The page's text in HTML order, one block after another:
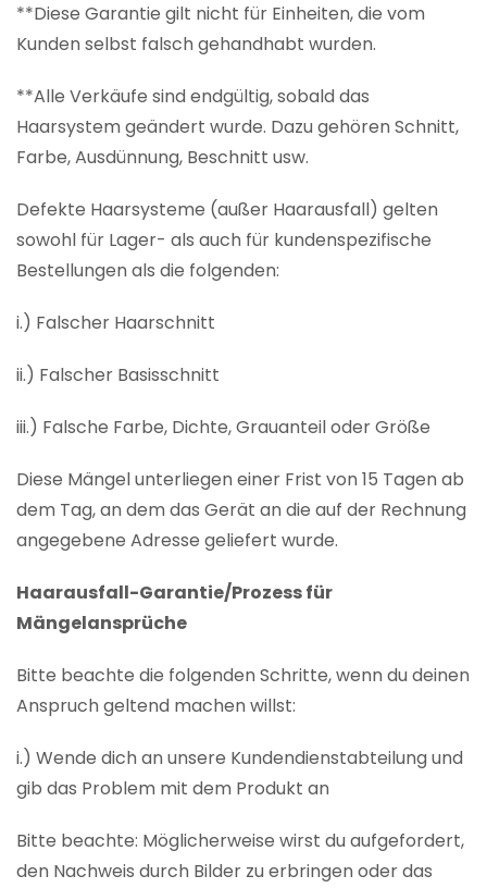
**Diese Garantie gilt nicht für Einheiten, die vom
Kunden selbst falsch gehandhabt wurden.
**Alle Verkäufe sind endgültig, sobald das
Haarsystem geändert wurde. Dazu gehören Schnitt,
Farbe, Ausdünnung, Beschnitt usw.
Defekte Haarsysteme (außer Haarausfall) gelten
sowohl für Lager- als auch für kundenspezifische
Bestellungen als die folgenden:
i.) Falscher Haarschnitt
ii.) Falscher Basisschnitt
iii.) Falsche Farbe, Dichte, Grauanteil oder Größe
Diese Mängel unterliegen einer Frist von 15 Tagen ab
dem Tag, an dem das Gerät an die auf der Rechnung
angegebene Adresse geliefert wurde.
Haarausfall-Garantie/Prozess für
Mängelansprüche
Bitte beachte die folgenden Schritte, wenn du deinen
Anspruch geltend machen willst:
i.) Wende dich an unsere Kundendienstabteilung und
gib das Problem mit dem Produkt an
Bitte beachte: Möglicherweise wirst du aufgefordert,
den Nachweis durch Bilder zu erbringen oder das